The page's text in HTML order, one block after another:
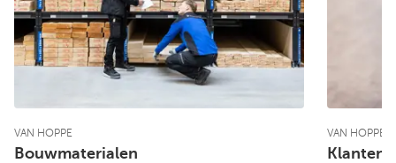
VAN HOPPE
Bouwmaterialen
VAN HOPPE